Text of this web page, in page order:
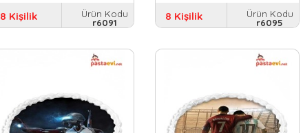
8 Kişilik
Ürün Kodu
r6091
8 Kişilik
Ürün Kodu
r6095